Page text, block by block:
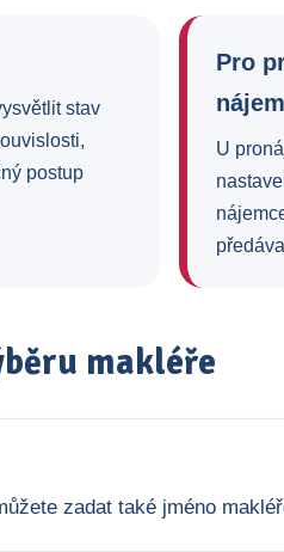
stav
postup
Pro
U
makléře
zadat také jméno